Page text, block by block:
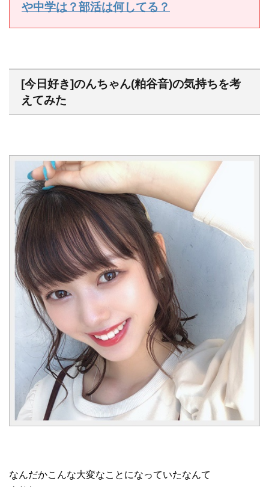
や中学は？部活は何してる？
[今日好き]のんちゃん(粕谷音)の気持ちを考
えてみた
なんだかこんな大変なことになっていたなんて